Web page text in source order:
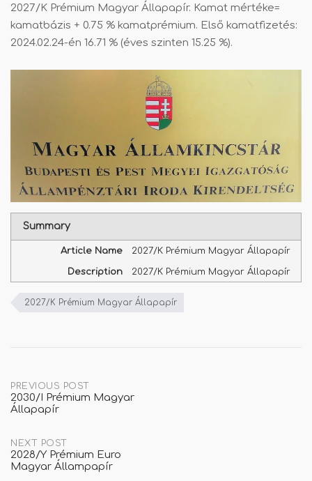
2027/K Prémium Magyar Állapapír. Kamat mértéke=
kamatbázis + 0.75 % kamatprémium. Első kamatfizetés:
2024.02.24-én 16.71 % (éves szinten 15.25 %).
Summary
Article Name 2027/K Prémium Magyar Állapapír
Description 2027/K Prémium Magyar Állapapír
2027/K Prémium Magyar Állapapír
Post
PREVIOUS POST
2030/I Prémium Magyar
Állapapír
NEXT POST
2028/Y Prémium Euro
Magyar Állampapír